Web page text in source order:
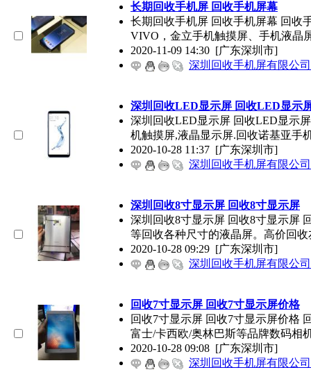
长期回收手机屏 回收手机屏幕
长期回收手机屏 回收手机屏幕 回收
VIVO，金立手机触摸屏、手机液晶
2020-11-09 14:30 [广东深圳市]
深圳回收手机屏有限公司
深圳回收LED显示屏 回收LED显示
深圳回收LED显示屏 回收LED显示
机触摸屏,液晶显示屏.回收诺基亚手
2020-10-28 11:37 [广东深圳市]
深圳回收手机屏有限公司
深圳回收8寸显示屏 回收8寸显示屏
深圳回收8寸显示屏 回收8寸显示屏
等回收各种尺寸的液晶屏。高价回收
2020-10-28 09:29 [广东深圳市]
深圳回收手机屏有限公司
回收7寸显示屏 回收7寸显示屏价格
回收7寸显示屏 回收7寸显示屏价格
富士/卡西欧/奥林巴斯等品牌数码相
2020-10-28 09:08 [广东深圳市]
深圳回收手机屏有限公司